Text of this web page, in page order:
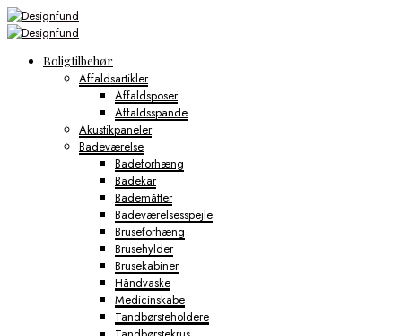
Boligtilbehør
Affaldsartikler
Affaldsposer
Affaldsspande
Akustikpaneler
Badeværelse
Badeforhæng
Badekar
Bademåtter
Badeværelsesspejle
Bruseforhæng
Brusehylder
Brusekabiner
Håndvaske
Medicinskabe
Tandbørsteholdere